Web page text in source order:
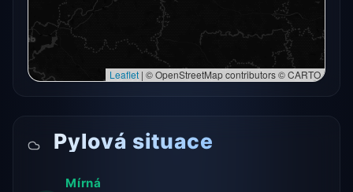
Leaflet | © OpenStreetMap contributors © CARTO
Pylová situace
Mírná